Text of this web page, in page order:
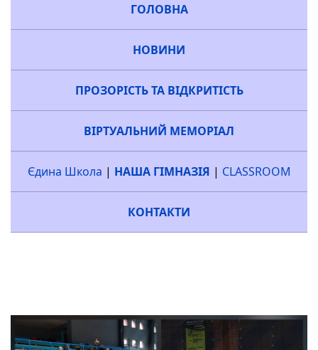
ГОЛОВНА
НОВИНИ
ПРОЗОРІСТЬ ТА ВІДКРИТІСТЬ
ВІРТУАЛЬНИЙ МЕМОРІАЛ
Єдина Школа | НАША ГІМНАЗІЯ | CLASSROOM
КОНТАКТИ